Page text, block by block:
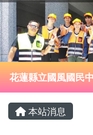
跳至主內容區
花蓮縣立國
導覽列
花蓮縣立國風國民
主內容區域
本站消息
頁尾區域